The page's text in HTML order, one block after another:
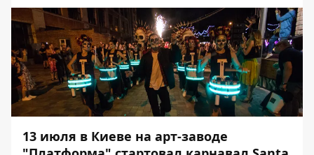
13 июля в Киеве на арт-заводе